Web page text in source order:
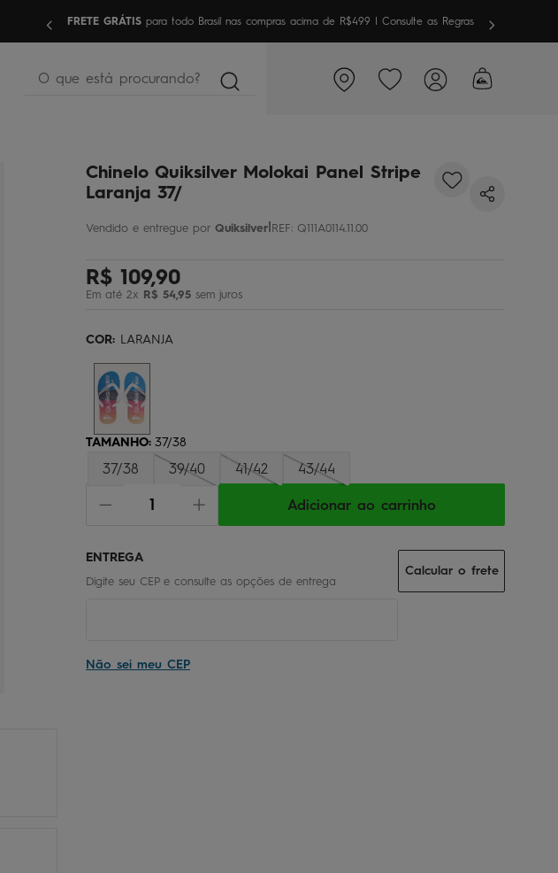
Sua primeira vez aqui? Garanta10% OFFem sua 1ª compra
O que está procurando?
Chinelo Quiksilver Molokai Panel Stripe
Laranja 37/
Quiksilver|REF: Q111A0114.11.00
R$ 109,90
Em até 2x R$ 54,95sem juros
COR: LARANJA
TAMANHO: 37/38
37/38 39/40 41/42 43/44
Adicionar ao carrinho
Não sei meu CEP
Calcular o frete